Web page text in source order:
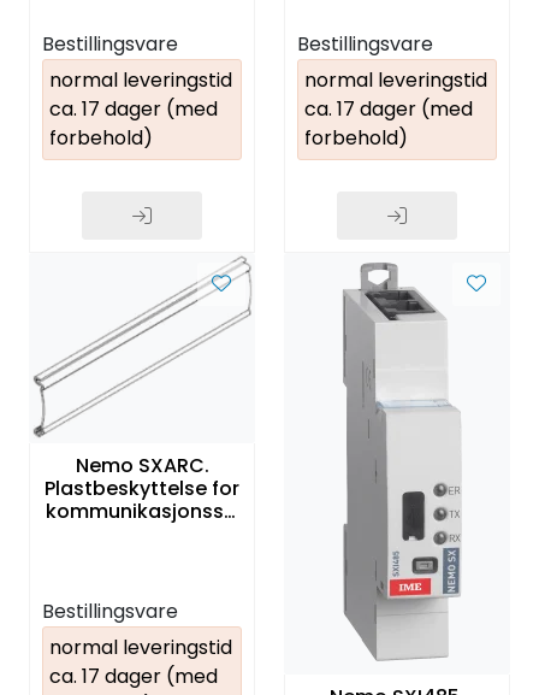
Bestillingsvare
normal leveringstid
ca. 17 dager (med
forbehold)
Bestillingsvare
normal leveringstid
ca. 17 dager (med
forbehold)
Nemo SXARC.
Plastbeskyttelse for
kommunikasjonsski
Bestillingsvare
normal leveringstid
ca. 17 dager (med